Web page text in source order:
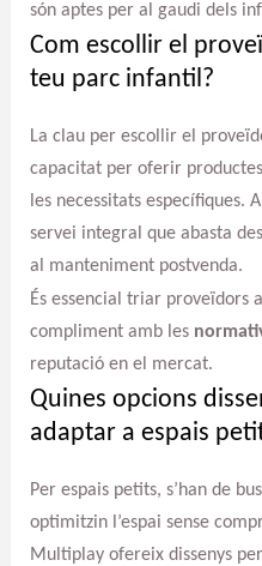
són aptes per al gaudi dels
Com escollir el
teu parc infantil?
La clau per escollir el
capacitat per oferir
les necessitats específiques.
servei integral que abasta
al manteniment postvenda.
És essencial triar proveïdors
compliment amb les
reputació en el mercat.
Quines opcions
adaptar a espais
Per espais petits, s’han de
optimitzin l’espai sense
Multiplay ofereix dissenys